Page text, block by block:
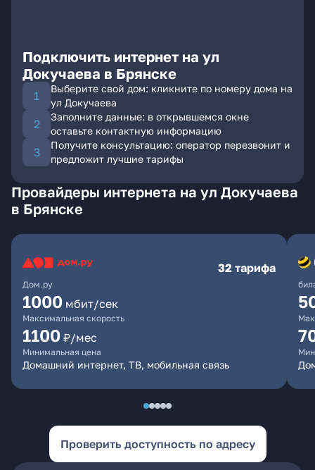
Подключить интернет на ул
Докучаева в Брянске
Выберите свой дом: кликните по номеру дома на
ул Докучаева
Заполните данные: в открывшемся окне
оставьте контактную информацию
Получите консультацию: оператор перезвонит и
предложит лучшие тарифы
Провайдеры интернета на ул Докучаева
в Брянске
Дом.ру
32 тарифа
1000 мбит/сек
Максимальная скорость
1100 ₽/мес
Минимальная цена
Домашний интернет, ТВ, мобильная связь
Проверить доступность по адресу